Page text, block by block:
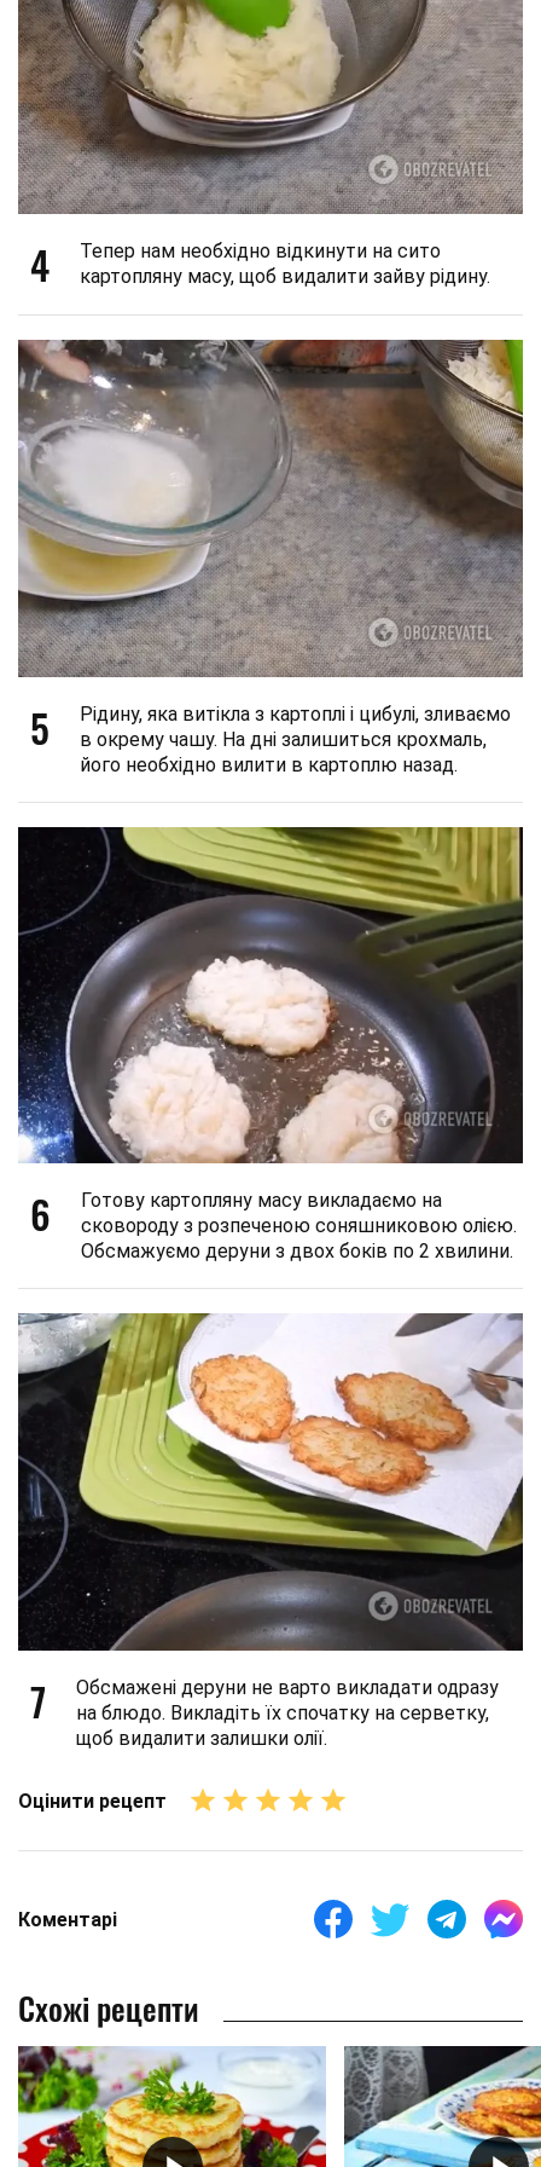
4
Тепер нам необхідно відкинути на сито
картопляну масу, щоб видалити зайву рідину.
5
Рідину, яка витікла з картоплі і цибулі, зливаємо
в окрему чашу. На дні залишиться крохмаль,
його необхідно вилити в картоплю назад.
6
Готову картопляну масу викладаємо на
сковороду з розпеченою соняшниковою олією.
Обсмажуємо деруни з двох боків по 2 хвилини.
7
Обсмажені деруни не варто викладати одразу
на блюдо. Викладіть їх спочатку на серветку,
щоб видалити залишки олії.
Оцінити рецепт
Коментарі
Схожі рецепти